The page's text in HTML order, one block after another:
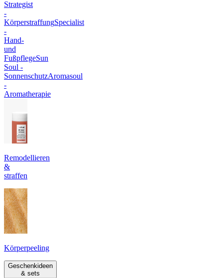
Strategist
-
KörperstraffungSpecialist
-
Hand-
und
FußpflegeSun
Soul -
SonnenschutzAromasoul
-
Aromatherapie
Remodellieren
&
straffen
Körperpeeling
Geschenkideen
& sets